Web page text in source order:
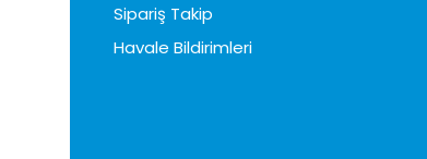
Sipariş Takip
Havale Bildirimleri